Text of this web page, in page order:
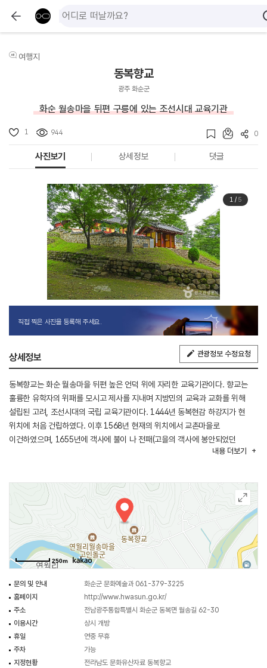
여행지
동복향교
광주 화순군
화순 월송마을 뒤편 구릉에 있는 조선시대 교육기관
1 944 0
사진보기 상세정보 댓글
1/ 5
직접 찍은 사진을 등록해 주세요.
상세정보 관광정보 수정요청
동복향교는 화순 월송마을 뒤편 높은 언덕 위에 자리한 교육기관이다. 향교는
훌륭한 유학자의 위패를 모시고 제사를 지내며 지방민의 교육과 교화를 위해
설립된 고려, 조선시대의 국립 교육기관이다. 1444년 동복현감 하강지가 현
위치에 처음 건립하였다. 이후 1568년 현재의 위치에서 교촌마을로
이건하였으며, 1655년에 객사에 불이 나 전패(고을의 객사에 봉안되었던
국왕을 상징하는 위패)가 소실되자 동복현이 폐현 되면서 향교도 폐하였으나
이건하였다가 1756년에 현재 위치인 월송마을 뒤 구릉으로 이건하였다.
동복향교는 명륜당, 경모재, 양사재 등의 건물로 이루어져 있다. 명륜당, 경모재,
양사대 모두 맞배지붕 건물이다. 내삼문은 대성전의 정문으로 솟을대문이며,
막돌 초석 위에 방주(사각기둥)를 세우고 납도리(들보에 직각 방향으로 걸어
처마 지붕을 꾸미는 것)를 이용한 판장문(널빤지로 된 문)이며 위로는 홍살을
꽂았다.
내용 더보기
250m
문의 및 안내
화순군 문화예술과 061-379-3225
홈페이지
http://www.hwasun.go.kr/
주소
전남광주통합특별시 화순군 동복면 월송길 62-30
이용시간
상시 개방
휴일
연중 무휴
주차
가능
지정현황
전라남도 문화유산자료 동복향교